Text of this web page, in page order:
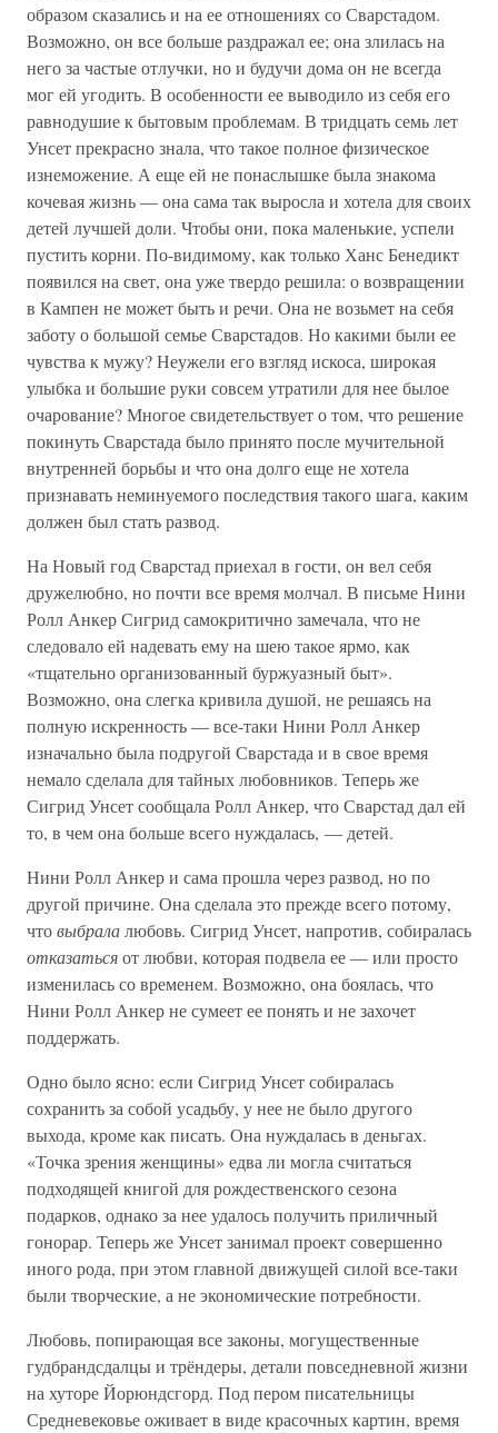
образом сказались и на ее отношениях со Сварстадом.
Возможно, он все больше раздражал ее; она злилась на
него за частые отлучки, но и будучи дома он не всегда
мог ей угодить. В особенности ее выводило из себя его
равнодушие к бытовым проблемам. В тридцать семь лет
Унсет прекрасно знала, что такое полное физическое
изнеможение. А еще ей не понаслышке была знакома
кочевая жизнь — она сама так выросла и хотела для своих
детей лучшей доли. Чтобы они, пока маленькие, успели
пустить корни. По-видимому, как только Ханс Бенедикт
появился на свет, она уже твердо решила: о возвращении
в Кампен не может быть и речи. Она не возьмет на себя
заботу о большой семье Сварстадов. Но какими были ее
чувства к мужу? Неужели его взгляд искоса, широкая
улыбка и большие руки совсем утратили для нее былое
очарование? Многое свидетельствует о том, что решение
покинуть Сварстада было принято после мучительной
внутренней борьбы и что она долго еще не хотела
признавать неминуемого последствия такого шага, каким
должен был стать развод.
На Новый год Сварстад приехал в гости, он вел себя
дружелюбно, но почти все время молчал. В письме Нини
Ролл Анкер Сигрид самокритично замечала, что не
следовало ей надевать ему на шею такое ярмо, как
«тщательно организованный буржуазный быт».
Возможно, она слегка кривила душой, не решаясь на
полную искренность — все-таки Нини Ролл Анкер
изначально была подругой Сварстада и в свое время
немало сделала для тайных любовников. Теперь же
Сигрид Унсет сообщала Ролл Анкер, что Сварстад дал ей
то, в чем она больше всего нуждалась, — детей.
Нини Ролл Анкер и сама прошла через развод, но по
другой причине. Она сделала это прежде всего потому,
чтовыбралалюбовь. Сигрид Унсет, напротив, собиралась
отказатьсяот любви, которая подвела ее — или просто
изменилась со временем. Возможно, она боялась, что
Нини Ролл Анкер не сумеет ее понять и не захочет
поддержать.
Одно было ясно: если Сигрид Унсет собиралась
сохранить за собой усадьбу, у нее не было другого
выхода, кроме как писать. Она нуждалась в деньгах.
«Точка зрения женщины» едва ли могла считаться
подходящей книгой для рождественского сезона
подарков, однако за нее удалось получить приличный
гонорар. Теперь же Унсет занимал проект совершенно
иного рода, при этом главной движущей силой все-таки
были творческие, а не экономические потребности.
Любовь, попирающая все законы, могущественные
гудбрандсдалцы и трёндеры, детали повседневной жизни
на хуторе Йорюндсгорд. Под пером писательницы
Средневековье оживает в виде красочных картин, время